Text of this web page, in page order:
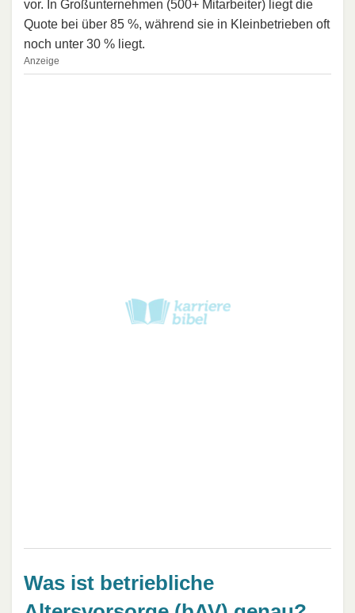
vor. In Großunternehmen (500+ Mitarbeiter) liegt die
Quote bei über 85 %, während sie in Kleinbetrieben oft
noch unter 30 % liegt.
Anzeige
Was ist betriebliche